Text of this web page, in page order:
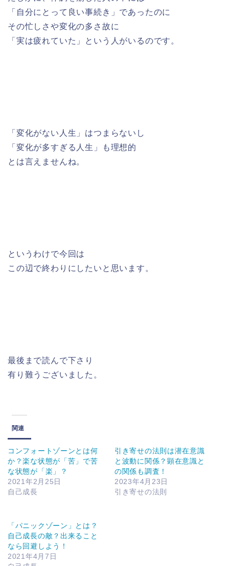
「自分にとって良い事続き」であったのに
その忙しさや変化の多さ故に
「実は疲れていた」という人がいるのです。
「変化がない人生」はつまらないし
「変化が多すぎる人生」も理想的
とは言えませんね。
というわけで今回は
この辺で終わりにしたいと思います。
最後まで読んで下さり
有り難うございました。
関連
コンフォートゾーンとは何
か？楽な状態が「苦」で苦
な状態が「楽」？
2021年2月25日
自己成長
引き寄せの法則は潜在意識
と波動に関係？顕在意識と
の関係も調査！
2023年4月23日
引き寄せの法則
「パニックゾーン」とは？
自己成長の敵？出来ること
なら回避しよう！
2021年4月7日